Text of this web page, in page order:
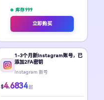
库存 999
立即购买
1-3个月新Instagram账号，已
添加2FA密钥
Instagram 新号
$4.6834 起